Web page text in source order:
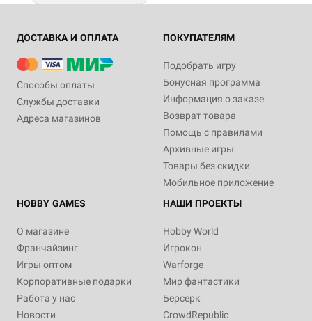
ДОСТАВКА И ОПЛАТА
Способы оплаты
Службы доставки
Адреса магазинов
ПОКУПАТЕЛЯМ
Подобрать игру
Бонусная программа
Информация о заказе
Возврат товара
Помощь с правилами
Архивные игры
Товары без скидки
Мобильное приложение
HOBBY GAMES
О магазине
Франчайзинг
Игры оптом
Корпоративные подарки
Работа у нас
Новости
НАШИ ПРОЕКТЫ
Hobby World
Игрокон
Warforge
Мир фантастики
Берсерк
CrowdRepublic